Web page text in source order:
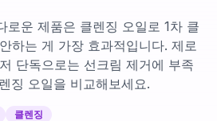
로운 제품은 클렌징 오일로 1차 클
하는 게 가장 효과적입니다. 제로
단독으로는 선크림 제거에 부족
징 오일을 비교해보세요.
클렌징